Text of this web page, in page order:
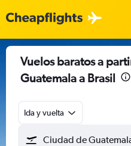
Vuelos baratos a
Guatemala a Brasil
Ida y vuelta
Ciudad de